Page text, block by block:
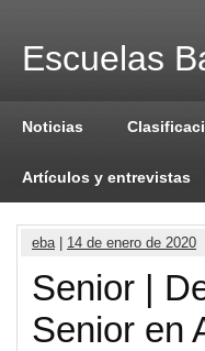
Escuelas
Noticias
Artículos y entrevistas
eba| 14 de enero de 2020
Senior |
Senior en